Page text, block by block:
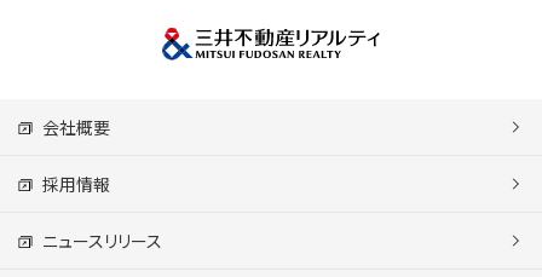
会社概要
採用情報
ニュースリリース